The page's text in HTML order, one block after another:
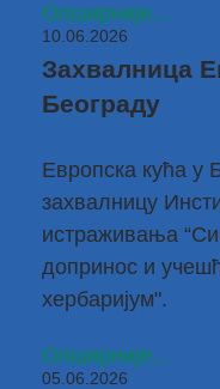
Опширније...
10.06.2026
Захвалница
Београду
Европска кућа у
захвалницу
истраживања
допринос и
хербаријум".
Опширније...
05.06.2026